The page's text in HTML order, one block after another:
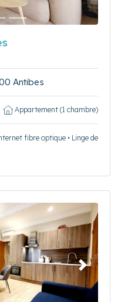
Antibes
Appartement (1 chambre)
fibre optique • Linge de
Suivant